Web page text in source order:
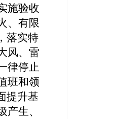
施验收
、有限
落实特
风、雷
律停止
班和领
提升基
生、